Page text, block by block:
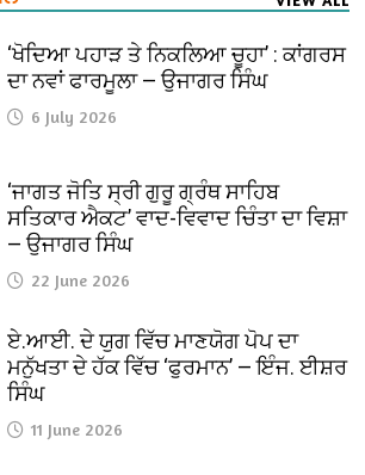
‘ਖੋਦਿਆ ਪਹਾੜ ਤੇ ਨਿਕਲਿਆ ਚੂਹਾ’ : ਕਾਂਗਰਸ
ਦਾ ਨਵਾਂ ਫਾਰਮੂਲਾ — ਉਜਾਗਰ ਸਿੰਘ
6 July 2026
‘ਜਾਗਤ ਜੋਤਿ ਸ੍ਰੀ ਗੁਰੂ ਗ੍ਰੰਥ ਸਾਹਿਬ
ਸਤਿਕਾਰ ਐਕਟ’ ਵਾਦ-ਵਿਵਾਦ ਚਿੰਤਾ ਦਾ ਵਿਸ਼ਾ
— ਉਜਾਗਰ ਸਿੰਘ
22 June 2026
ਏ.ਆਈ. ਦੇ ਯੁਗ ਵਿੱਚ ਮਾਣਯੋਗ ਪੋਪ ਦਾ
ਮਨੁੱਖਤਾ ਦੇ ਹੱਕ ਵਿੱਚ ‘ਫੁਰਮਾਨ’ — ਇੰਜ. ਈਸ਼ਰ
ਸਿੰਘ
11 June 2026